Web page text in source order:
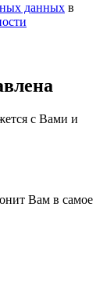
данных в
с Вами и
Вам в самое